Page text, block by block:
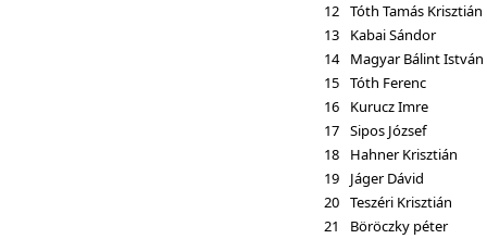
12 Tóth Tamás Krisztián
13
Kabai Sándor
14 Magyar Bálint István
15 Tóth Ferenc
16
Kurucz Imre
17 Sipos József
18
Hahner Krisztián
19
Jáger Dávid
20 Teszéri Krisztián
21
Böröczky péter